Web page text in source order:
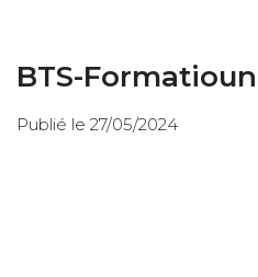
BTS-
Publié le 27/05/2024